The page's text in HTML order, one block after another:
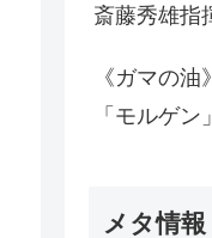
斎藤秀雄指
《ガマの
「モルゲン」
メタ情報